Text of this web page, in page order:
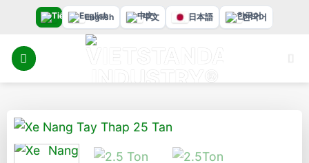
nội
dung
English 中文 日本語 한국어